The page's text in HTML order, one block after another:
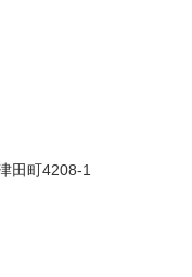
田町4208-1